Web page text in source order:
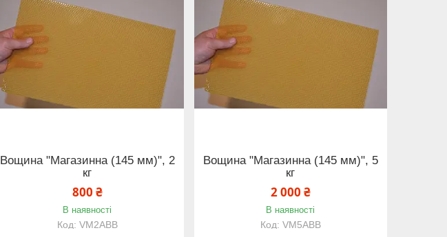
Вощина "Магазинна (145 мм)", 2
кг
800 ₴
В наявності
VM2ABB
Вощина "Магазинна (145 мм)", 5
кг
2 000 ₴
В наявності
VM5ABB